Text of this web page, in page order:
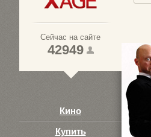
Сейчас на сайте
42949
Кино
Купить